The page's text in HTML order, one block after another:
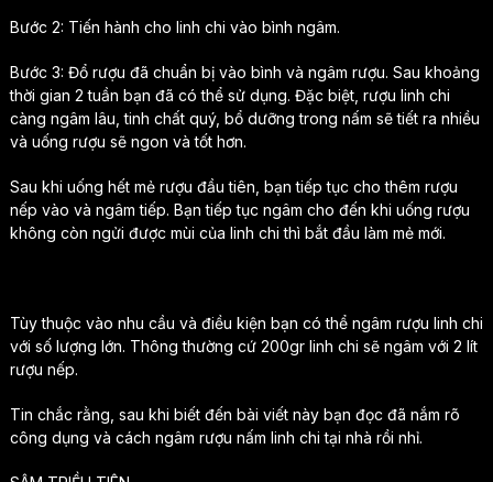
Bước 2: Tiến hành cho linh chi vào bình ngâm.
Bước 3: Đổ rượu đã chuẩn bị vào bình và ngâm rượu. Sau khoảng
thời gian 2 tuần bạn đã có thể sử dụng. Đặc biệt, rượu linh chi
càng ngâm lâu, tinh chất quý, bổ dưỡng trong nấm sẽ tiết ra nhiều
và uống rượu sẽ ngon và tốt hơn.
Sau khi uống hết mẻ rượu đầu tiên, bạn tiếp tục cho thêm rượu
nếp vào và ngâm tiếp. Bạn tiếp tục ngâm cho đến khi uống rượu
không còn ngửi được mùi của linh chi thì bắt đầu làm mẻ mới.
Tùy thuộc vào nhu cầu và điều kiện bạn có thể ngâm rượu linh chi
với số lượng lớn. Thông thường cứ 200gr linh chi sẽ ngâm với 2 lít
rượu nếp.
Tin chắc rằng, sau khi biết đến bài viết này bạn đọc đã nắm rõ
công dụng và cách ngâm rượu nấm linh chi tại nhà rồi nhỉ.